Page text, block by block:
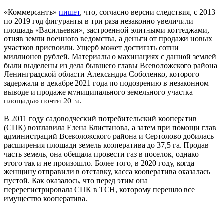
«Коммерсантъ» пишет, что, согласно версии следствия, с 2013
по 2019 год фигуранты в три раза незаконно увеличили
площадь «Васильевки», застроенной элитными коттеджами,
отняв земли военного ведомства, а деньги от продажи новых
участков присвоили. Ущерб может достигать сотни
миллионов рублей. Материалы о махинациях с данной землей
были выделены из дела бывшего главы Всеволожского района
Ленинградской области Александра Соболенко, которого
задержали в декабре 2021 года по подозрению в незаконном
выводе и продаже муниципального земельного участка
площадью почти 20 га.
В 2011 году садоводческий потребительский кооператив
(СПК) возглавила Елена Блистанова, а затем при помощи глав
администраций Всеволожского района и Сертолово добилась
расширения площади земель кооператива до 37,5 га. Продав
часть земель, она обещала провести газ в поселок, однако
этого так и не произошло. Более того, в 2020 году, когда
женщину отправили в отставку, касса кооператива оказалась
пустой. Как оказалось, что перед этим она
перерегистрировала СПК в ТСН, которому перешло все
имущество кооператива.